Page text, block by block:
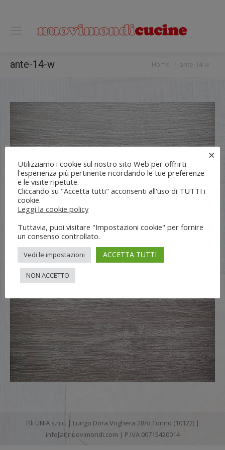
ante-14-w You are here:
Home ante-14-w
Flli UNIA s.n.c. | Lungo Dora Voghera 28/d Torino (10122) |
info[at]nuovimondi.com | P.IVA 00715420014
Utilizziamo i cookie sul nostro sito Web per offrirti
l'esperienza più pertinente ricordando le tue preferenze
e le visite ripetute.
Cliccando su "Accetta tutti" acconsenti all'uso di TUTTI i
cookie.
Leggi la cookie policy
×
Tuttavia, puoi visitare "Impostazioni cookie" per fornire
un consenso controllato.
Vedi le impostazioni ACCETTA TUTTI
NON ACCETTO